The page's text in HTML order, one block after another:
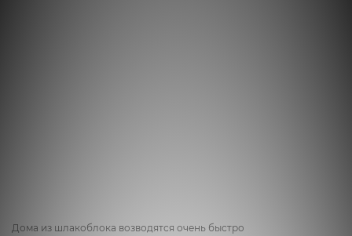
Дома из шлакоблока возводятся очень быстро